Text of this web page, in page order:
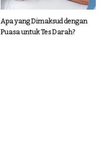
Apa yang Dimaksud dengan
Puasa untuk Tes Darah?